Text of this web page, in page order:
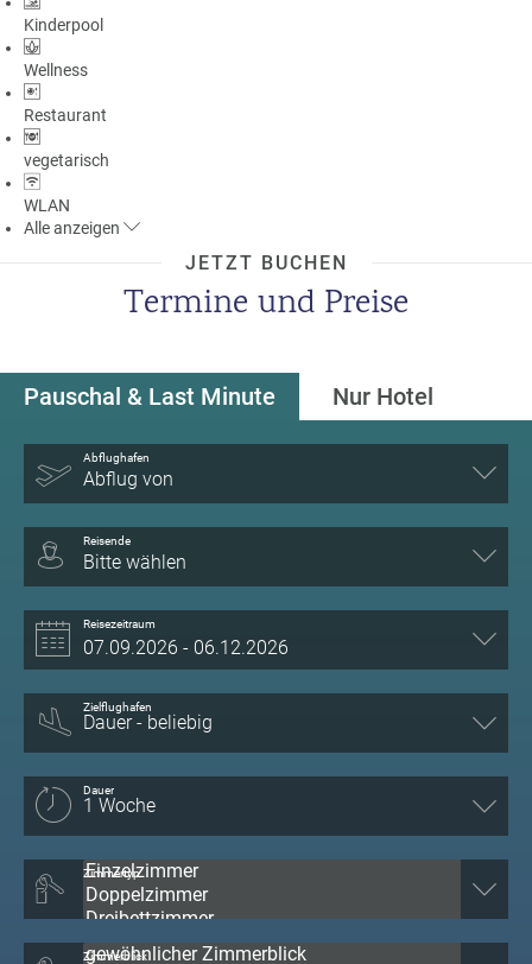
Kinderpool
Wellness
Restaurant
vegetarisch
WLAN
Alleanzeigen
JETZT BUCHEN
Termine und Preise
Pauschal & Last Minute Nur Hotel
Abflughafen
Abflug von
Reisende
Bitte wählen
Reisezeitraum
Zielflughafen
Dauer
Zimmertyp
Zimmerblick